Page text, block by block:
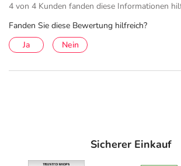
4 von 4 Kunden fanden diese Informationen
Fanden Sie diese Bewertung hilfreich?
Ja
Nein
Sicherer Einkauf